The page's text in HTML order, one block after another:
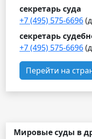
секретарь суда
+7 (495) 575-6696
секретарь
+7 (495) 575-6696
Перейти на
Мировые суды в